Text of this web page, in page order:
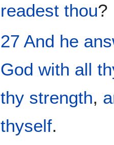
readest thou?
27 And he
God with all
thy strength,
thyself.